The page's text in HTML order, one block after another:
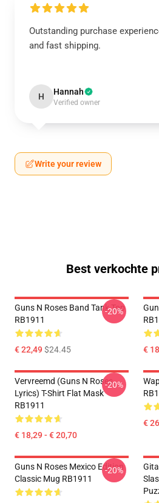
Outstanding purchase
and fast shipping.
H Hannah
Verified owner
Write your review
Best verkochte
Guns N Roses Band Tank Top
RB1911
€ 22,49$24.45
-20%
€
Vervreemd (Guns N Roses
Lyrics) T-Shirt Flat Mask
RB1911
€ 18,29 - € 20,70
-20%
€
Guns N Roses Mexico Edition
Classic Mug RB1911
-20%